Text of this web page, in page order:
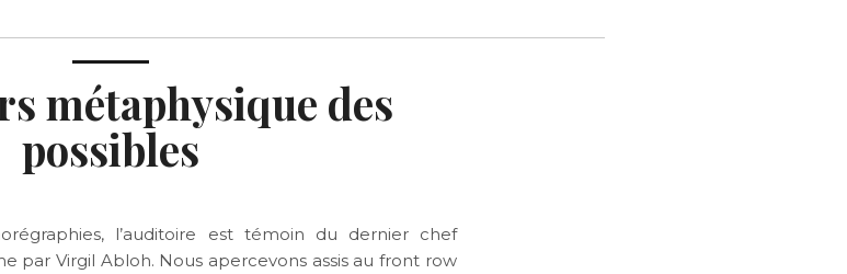
métaphysique des
possibles
l’auditoire est témoin du dernier chef
par Virgil Abloh. Nous apercevons assis au front row